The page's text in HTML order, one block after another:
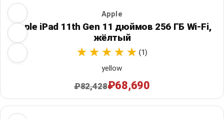
Apple
Apple iPad 11th Gen 11 дюймов 256 ГБ Wi‑Fi,
жёлтый
(1)
yellow
₽82,428₽68,690